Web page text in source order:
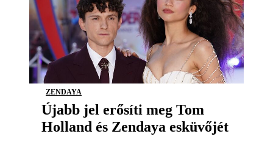
ZENDAYA
Újabb jel erősíti meg Tom
Holland és Zendaya esküvőjét